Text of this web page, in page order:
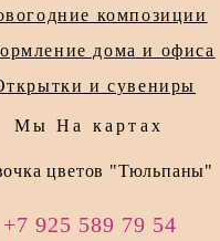
композиции
дома и офиса
и сувениры
Мы На картах
цветов "Тюльпаны"
+7 925 589 79 54